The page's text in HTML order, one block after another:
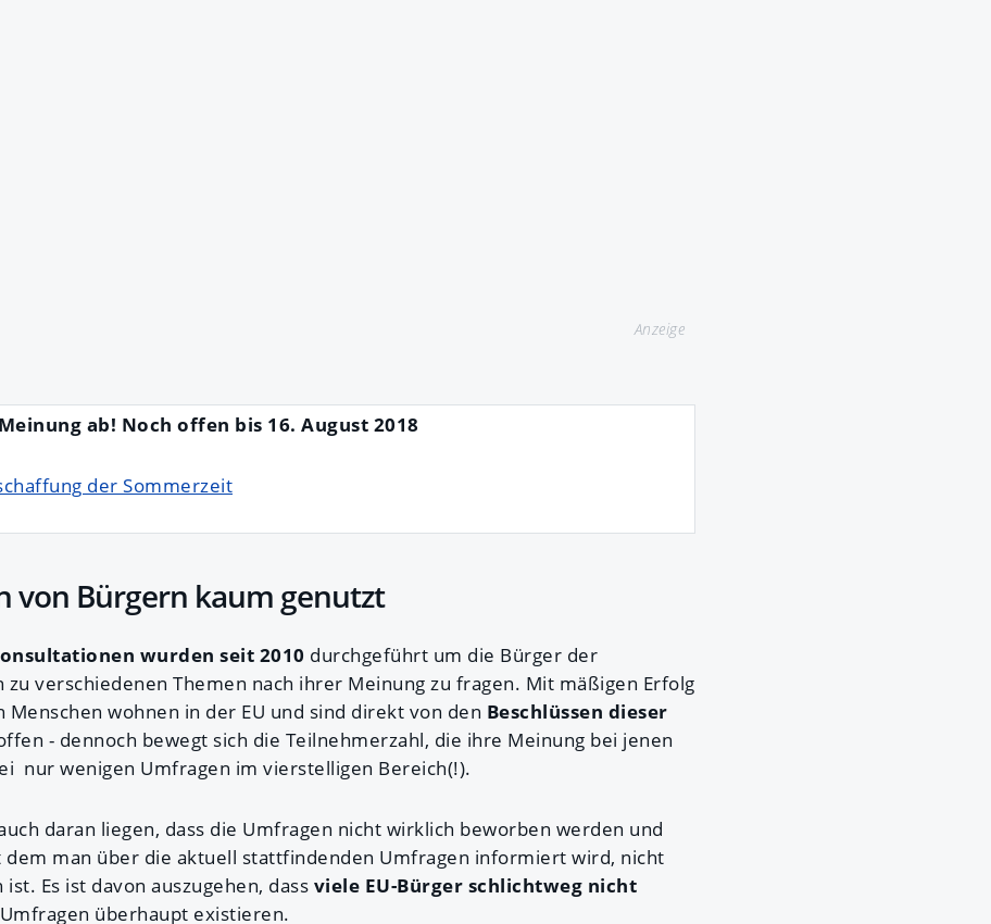
Anzeige
ab! Noch offen bis 16. August 2018
der Sommerzeit
von Bürgern kaum genutzt
wurden seit 2010 durchgeführt um die Bürger der
zu verschiedenen Themen nach ihrer Meinung zu fragen. Mit mäßigen Erfolg
wohnen in der EU und sind direkt von den Beschlüssen dieser
- dennoch bewegt sich die Teilnehmerzahl, die ihre Meinung bei jenen
nur wenigen Umfragen im vierstelligen Bereich(!).
daran liegen, dass die Umfragen nicht wirklich beworben werden und
man über die aktuell stattfindenden Umfragen informiert wird, nicht
Es ist davon auszugehen, dass viele EU-Bürger schlichtweg nicht
überhaupt existieren.